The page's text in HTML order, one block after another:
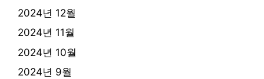
2024년 12월
2024년 11월
2024년 10월
2024년 9월